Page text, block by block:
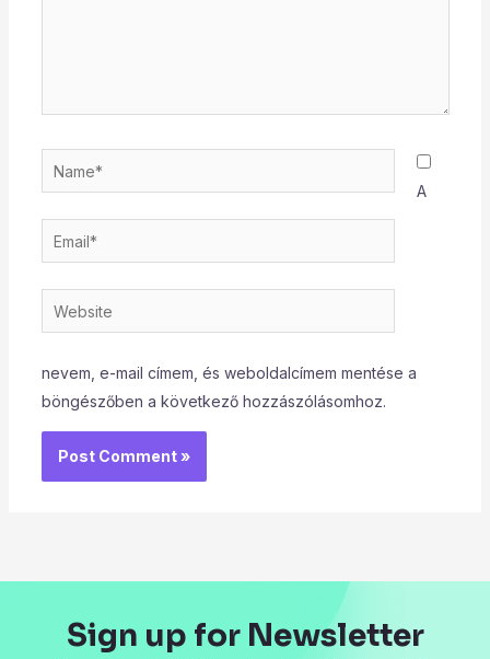
Name*
Email*
Website
A
nevem, e-mail címem, és weboldalcímem mentése a
böngészőben a következő hozzászólásomhoz.
Sign up for Newsletter